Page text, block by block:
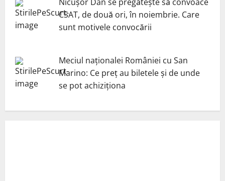
CSAT, de două ori, în noiembrie. Care
sunt motivele convocării
Meciul naționalei României cu San
Marino: Ce preț au biletele și de unde
se pot achiziționa